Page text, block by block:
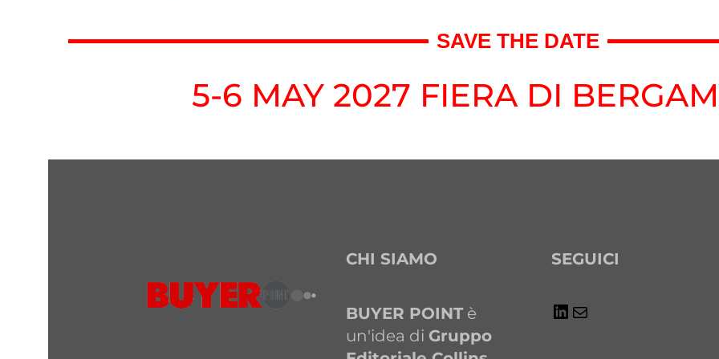
SAVE THE DATE
5-6 MAY 2027 FIERA DI
CHI SIAMO
BUYER POINTè
un'idea di Gruppo
SEGUICI